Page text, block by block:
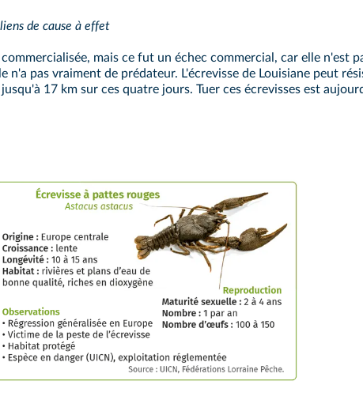
de cause à effet
mais ce fut un échec commercial, car elle n'est
pas vraiment de prédateur. L'écrevisse de Louisiane peut
17 km sur ces quatre jours. Tuer ces écrevisses est